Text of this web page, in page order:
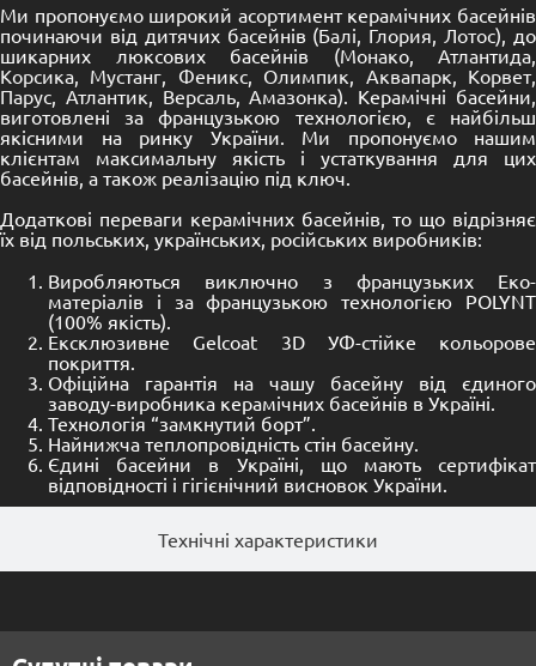
Технічні характеристики
Ми пропонуємо широкий асортимент керамічних басейнів
починаючи від дитячих басейнів (Балі Глория Лотос), до
шикарних люксових басейнів (Монако, Атлантида
Корсика
Мустанг Феникс, Олимпик Аквапарк Корвет,
Парус
Атлантик ,Версаль,Амазонка). Керамічні басейни,
виготовлені за французькою технологією, є найбільш
якісними на ринку України. Ми пропонуємо нашим
клієнтам максимальну якість і устаткування для цих
басейнів, а також реалізацію під ключ.
Додаткові переваги керамічних басейнів, то що відрізняє
їх від польських, українських, російських виробників:
Виробляються виключно з французьких Еко-
матеріалів і за французькою технологією POLYNT
(100% якість).
Ексклюзивне Gelcoat 3D УФ-стійке кольорове
покриття.
Офіційна гарантія на чашу басейну від єдиного
заводу-виробника керамічних басейнів в Україні.
Технологія “замкнутий борт”.
Найнижча теплопровідність стін басейну.
Єдині басейни в Україні, що мають сертифікат
відповідності і гігієнічний висновок України.